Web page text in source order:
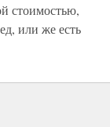
стоимостью,
или же есть